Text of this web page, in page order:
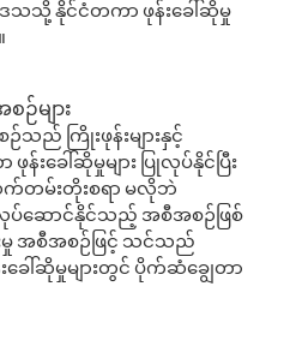
သသို့ နိုင်ငံတကာ ဖုန်းခေါ်ဆိုမှု
ဉ်များ
သည် ကြိုးဖုန်းများနှင့်
န်းခေါ်ဆိုမှုများ ပြုလုပ်နိုင်ပြီး
တမ်းတိုးစရာ မလိုဘဲ
ပ်ဆောင်နိုင်သည့် အစီအစဉ်ဖြစ်
မှု အစီအစဉ်ဖြင့် သင်သည်
ခေါ်ဆိုမှုများတွင် ပိုက်ဆံချွေတာ